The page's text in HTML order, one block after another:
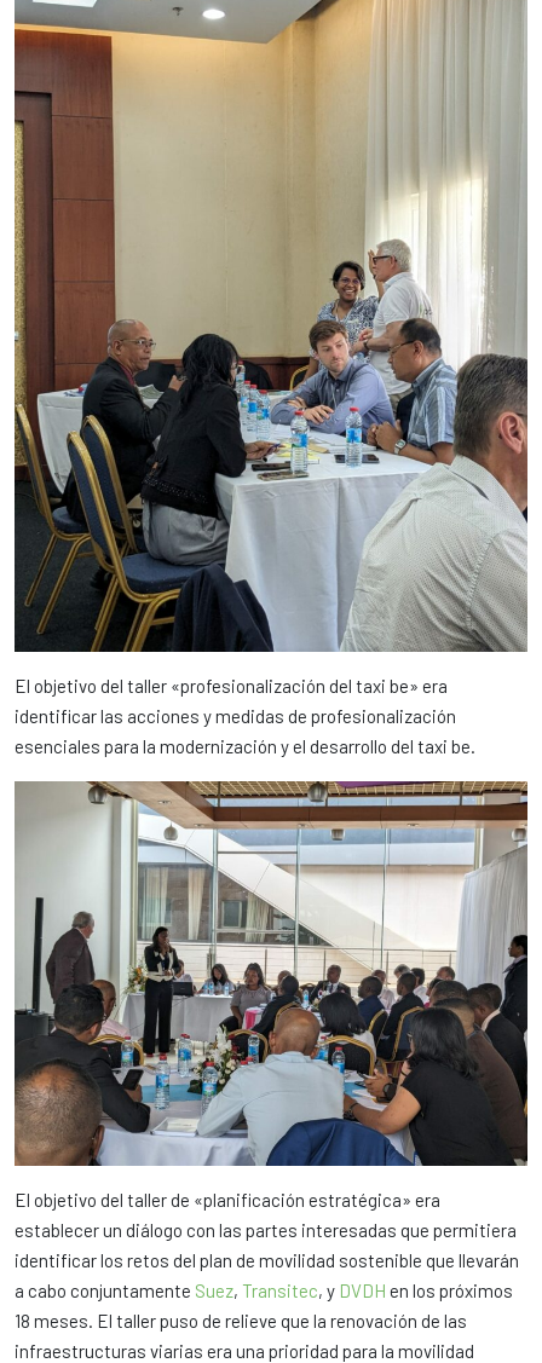
El objetivo del taller «profesionalización del taxi be» era
identificar las acciones y medidas de profesionalización
esenciales para la modernización y el desarrollo del taxi be.
El objetivo del taller de «planificación estratégica» era
establecer un diálogo con las partes interesadas que permitiera
identificar los retos del plan de movilidad sostenible que llevarán
a cabo conjuntamente Suez, Transitec, y DVDH en los próximos
18 meses. El taller puso de relieve que la renovación de las
infraestructuras viarias era una prioridad para la movilidad